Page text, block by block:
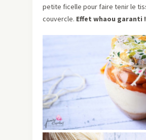
petite ficelle pour faire tenir le
couvercle. Effet whaou garanti !